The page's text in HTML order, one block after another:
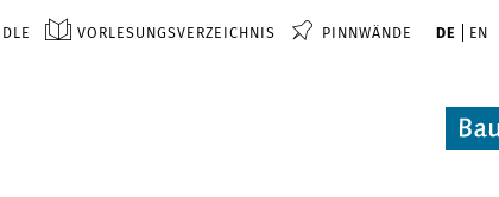
VORLESUNGSVERZEICHNIS PINNWÄNDE DE EN